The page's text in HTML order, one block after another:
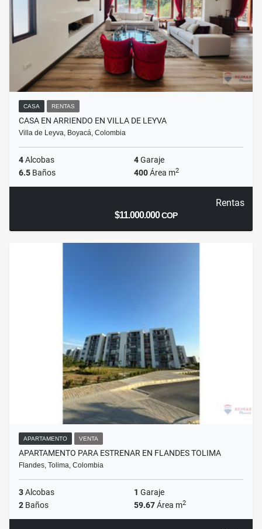
CASA RENTAS
CASA EN ARRIENDO EN VILLA DE LEYVA
Villa de Leyva, Boyacá, Colombia
4Alcobas 4Garaje
6.5 Baños 400Área m2
Rentas
$11.000.000COP
APARTAMENTO VENTA
APARTAMENTO PARA ESTRENAR EN FLANDES TOLIMA
Flandes, Tolima, Colombia
3Alcobas 1 Garaje
2 Baños 59.67Área m2